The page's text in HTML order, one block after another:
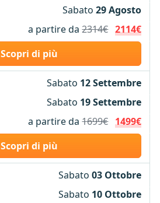
Sabato29 Agosto
a partire da2314€ 2114€
Scopri di più
Sabato 12 Settembre
Sabato 19 Settembre
a partire da1699€ 1499€
Scopri di più
Sabato03 Ottobre
Sabato 10 Ottobre